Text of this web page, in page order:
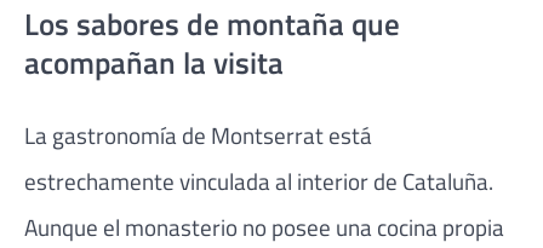
Los sabores de montaña que
acompañan la visita
La gastronomía de Montserrat está
estrechamente vinculada al interior de Cataluña.
Aunque el monasterio no posee una cocina propia